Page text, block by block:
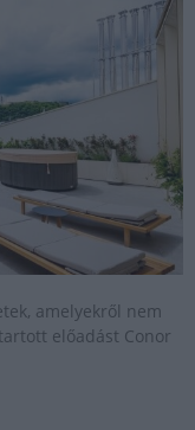
amelyekről nem
előadást Conor